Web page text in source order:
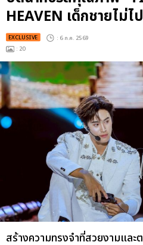
HEAVEN เด็กชายไม่ไ
EXCLUSIVE : 6 ก.ค. 2569
: 20
สร้างความทรงจำที่สวยงามแล